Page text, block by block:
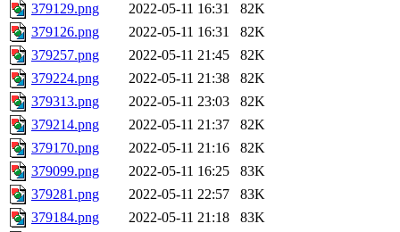
379129.png
2022-05-11 16:31
82K
379126.png
2022-05-11 16:31
82K
379257.png
2022-05-11 21:45
82K
379224.png
2022-05-11 21:38
82K
379313.png
2022-05-11 23:03
82K
379214.png
2022-05-11 21:37
82K
379170.png
2022-05-11 21:16
82K
379099.png
2022-05-11 16:25
83K
379281.png
2022-05-11 22:57
83K
379184.png
2022-05-11 21:18
83K